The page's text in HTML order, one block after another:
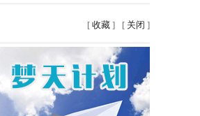
[ 收藏 ] [ 关闭 ]